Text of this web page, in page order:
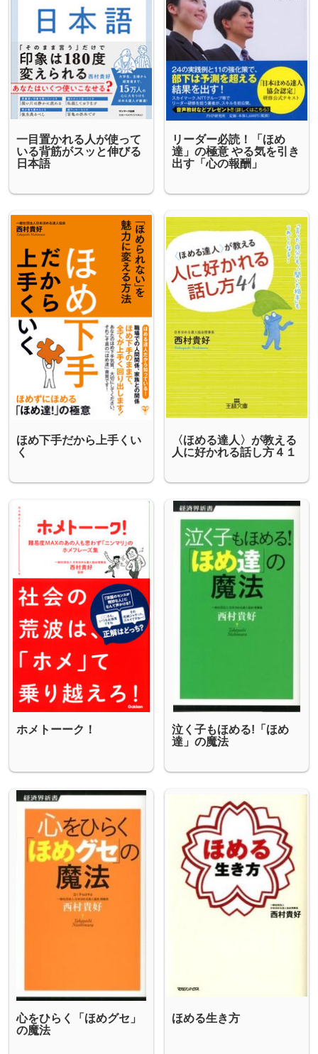
一目置かれる人が使って
いる背筋がスッと伸びる
日本語
リーダー必読！「ほめ
達」の極意 やる気を引き
出す「心の報酬」
ほめ下手だから上手くい
く
〈ほめる達人〉が教える
人に好かれる話し方４１
ホメトーーク！
泣く子もほめる!「ほめ
達」の魔法
心をひらく「ほめグセ」
の魔法
ほめる生き方